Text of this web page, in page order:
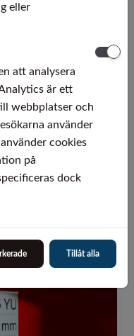
är ett rostfritt
av typen
eller
att analysera
är ett
webbplatser och
använder
cookies
på
dock
Tillåt alla